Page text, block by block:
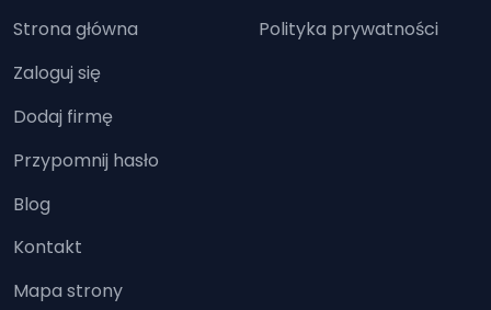
Strona główna
Zaloguj się
Dodaj firmę
Przypomnij hasło
Blog
Kontakt
Mapa strony
Polityka prywatności